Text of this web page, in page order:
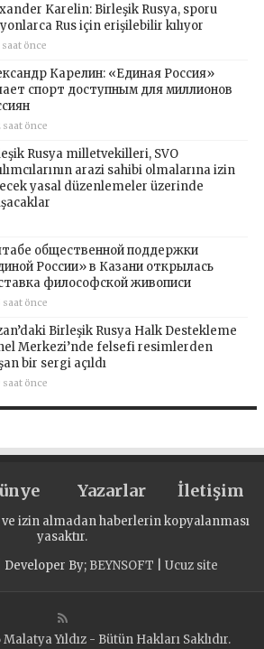
Karelin: Birleşik Rusya, sporu
Rus için erişilebilir kılıyor
saat önce
Карелин: «Единая Россия»
спорт доступным для миллионов
saat önce
Rusya milletvekilleri, SVO
arazi sahibi olmalarına izin
yasal düzenlemeler üzerinde
общественной поддержки
России» в Казани открылась
философской живописи
saat önce
Birleşik Rusya Halk Destekleme
Merkezi’nde felsefi resimlerden
bir sergi açıldı
saat önce
Yazarlar İletişim
izin almadan haberlerin kopyalanması
yasaktır.
By; BEYNSOFT Ucuz site
Yıldız - Bütün Hakları Saklıdır.